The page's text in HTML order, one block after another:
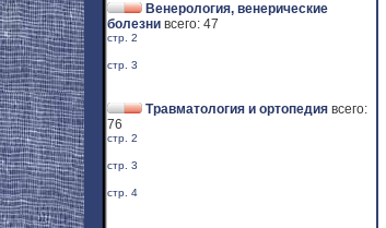
Венерология, венерические
болезни всего: 47
стр. 2
стр. 3
Травматология и ортопедия всего:
76
стр. 2
стр. 3
стр. 4